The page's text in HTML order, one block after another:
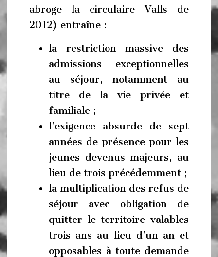
abroge la circulaire Valls de
2012) entraîne :
la restriction massive des
admissions exceptionnelles
au séjour, notamment au
titre de la vie privée et
familiale ;
l’exigence absurde de sept
années de présence pour les
jeunes devenus majeurs, au
lieu de trois précédemment ;
la multiplication des refus de
séjour avec obligation de
quitter le territoire valables
trois ans au lieu d’un an et
opposables à toute demande